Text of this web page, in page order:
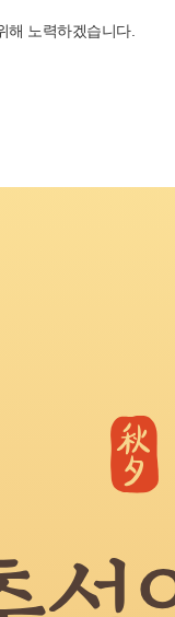
해 노력하겠습니다.